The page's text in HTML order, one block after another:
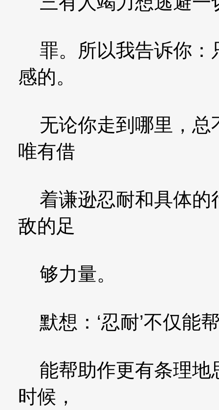
罪。所以我告诉你：
感的。
无论你走到哪里，总
唯有借
着谦逊忍耐和具体的
敌的足
够力量。
默想：‘忍耐’不仅能
能帮助作更有条理地
时候，